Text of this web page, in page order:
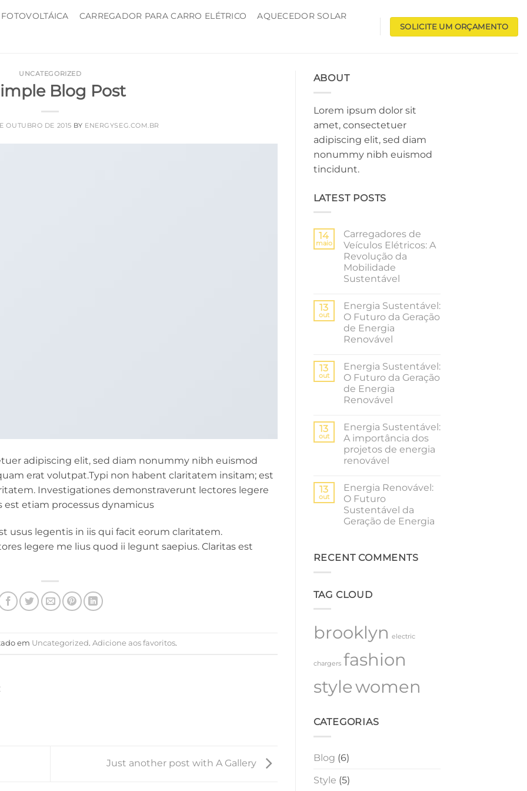
CARREGADOR PARA CARRO ELÉTRICO AQUECEDOR SOLAR
SOLICITE UM ORÇAMENTO
UNCATEGORIZED
Blog Post
OUTUBRO DE 2015 BY ENERGYSEG.COM.BR
adipiscing elit, sed diam nonummy nibh euismod
erat volutpat.Typi non habent claritatem insitam; est
Investigationes demonstraverunt lectores legere
est etiam processus dynamicus
usus legentis in iis qui facit eorum claritatem.
legere me lius quod ii legunt saepius. Claritas est
em Uncategorized.Adicione aos favoritos.
Just another post with A Gallery
ABOUT
Lorem ipsum dolor sit
amet, consectetuer
adipiscing elit, sed diam
nonummy nibh euismod
tincidunt.
LATEST POSTS
14
maio
Carregadores de
Veículos Elétricos: A
Revolução da
Mobilidade
Sustentável
em
Carregadores
de
Veículos
Elétricos:
A
Mobilidade
Sustentável
13
out
Energia Sustentável:
O Futuro da Geração
de Energia
Renovável
em
Energia
Sustentável:
O
Futuro
da
Energia
Renovável
13
out
Energia Sustentável:
O Futuro da Geração
de Energia
Renovável
em
Energia
Sustentável:
O
Futuro
da
Energia
Renovável
13
out
Energia Sustentável:
A importância dos
projetos de energia
renovável
em
Energia
Sustentável:
A
importância
dos
renovável
13
out
Energia Renovável:
O Futuro
Sustentável da
Geração de Energia
Energia
Renovável:
da
RECENT COMMENTS
TAG CLOUD
brooklyn electric
chargers fashion
stylewomen
CATEGORIAS
Blog (6)
Style (5)